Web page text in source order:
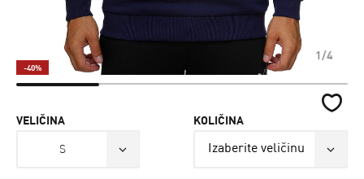
1/4
-40%
VELIČINA
S
KOLIČINA